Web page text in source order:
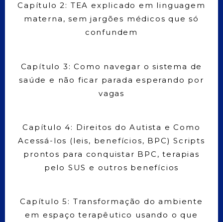
Capítulo 2: TEA explicado em linguagem
materna, sem jargões médicos que só
confundem
Capítulo 3: Como navegar o sistema de
saúde e não ficar parada esperando por
vagas
Capítulo 4: Direitos do Autista e Como
Acessá-los (leis, benefícios, BPC) Scripts
prontos para conquistar BPC, terapias
pelo SUS e outros benefícios
Capítulo 5: Transformação do ambiente
em espaço terapêutico usando o que